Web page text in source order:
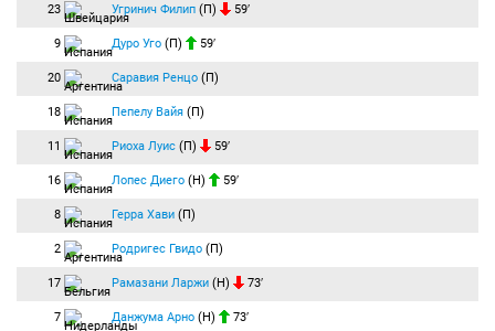
23 Угринич Филип (П) 59′
9 Дуро Уго (П) 59′
20 Саравия Ренцо (П)
18 Пепелу Вайя (П)
11 Риоха Луис (П) 59′
16 Лопес Диего (Н) 59′
8 Герра Хави (П)
2 Родригес Гвидо (П)
17 Рамазани Ларжи (Н) 73′
7 Данжума Арно (Н) 73′